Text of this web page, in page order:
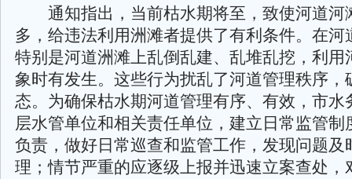
通知指出，当前枯水期将至，致使河道河
多，给违法利用洲滩者提供了有利条件。在河
特别是河道洲滩上乱倒乱建、乱堆乱挖，利用
象时有发生。这些行为扰乱了河道管理秩序，
态。为确保枯水期河道管理有序、有效，市水
层水管单位和相关责任单位，建立日常监管制
负责，做好日常巡查和监管工作，发现问题及
理；情节严重的应逐级上报并迅速立案查处，